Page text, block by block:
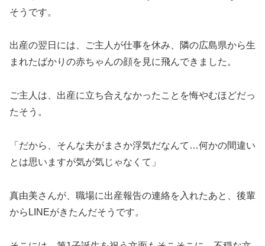
そうです。
出産の翌日には、ご主人が仕事を休み、隣の広島県から生
まれたばかりの赤ちゃんの顔を見に飛んできました。
ご主人は、出産に立ち合えなかったことを悔やむほどだっ
たそう。
「だから、そんな夫がまさか浮気だなんて…何かの間違い
とは思いますが気が気じゃなくて」
真由美さんが、職場に出産報告の連絡を入れたあと、後輩
からLINEがきたんだそうです。